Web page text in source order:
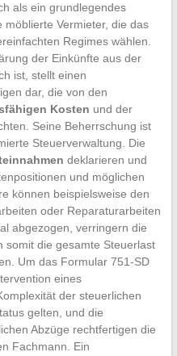
als ein grundlegendes
Vermieter, die das
Regimes wählen.
der Einkünfte aus der
ist, stellt einen
dar, die von den
Kosten und der
Seine Beherrschung ist
Steuerverwaltung. Die
deklarieren und
und möglichen
können beispielsweise den
oder Reparaturarbeiten
abgezogen, verringern die
somit die gesamte Steuerlast
Um das Formular 751-SD
eines
der steuerlichen
gelten, und die
Abzüge rechtfertigen die
Fachmann. Ein